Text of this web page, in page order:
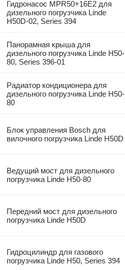
Гидронасос MPR50+16E2 для
дизельного погрузчика Linde
H50D-02, Series 394
Панорамная крыша для
дизельного погрузчика Linde H50-
80, Series 396-01
Радиатор кондиционера для
дизельного погрузчика Linde H50-
80
Блок управления Bosch для
вилочного погрузчика Linde H50D
Ведущий мост для дизельного
погрузчика Linde H50-80
Передний мост для дизельного
погрузчика Linde H50D
Гидроцилиндр для газового
погрузчика Linde H50, Series 394